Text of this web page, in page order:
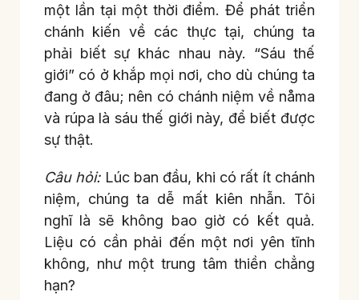
một lần tại một thời điểm. Để phát triển
chánh kiến về các thực tại, chúng ta
phải biết sự khác nhau này. “Sáu thế
giới” có ở khắp mọi nơi, cho dù chúng ta
đang ở đâu; nên có chánh niệm về nåma
và rúpa là sáu thế giới này, để biết được
sự thật.
Câu hỏi:Lúc ban đầu, khi có rất ít chánh
niệm, chúng ta dễ mất kiên nhẫn. Tôi
nghĩ là sẽ không bao giờ có kết quả.
Liệu có cần phải đến một nơi yên tĩnh
không, như một trung tâm thiền chẳng
hạn?